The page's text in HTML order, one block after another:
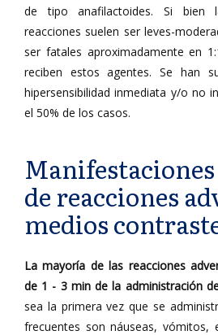
de tipo anafilactoides. Si bien
reacciones suelen ser leves-
ser fatales aproximadamente en
reciben estos agentes. Se han
hipersensibilidad inmediata y/o no
el 50% de los casos.
de reacciones
medios
La mayoría de las reacciones
de 1 - 3 min de la administración
sea la primera vez que se
frecuentes son náuseas, vómitos,